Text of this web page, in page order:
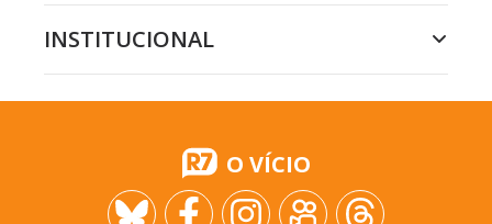
INSTITUCIONAL
O VÍCIO